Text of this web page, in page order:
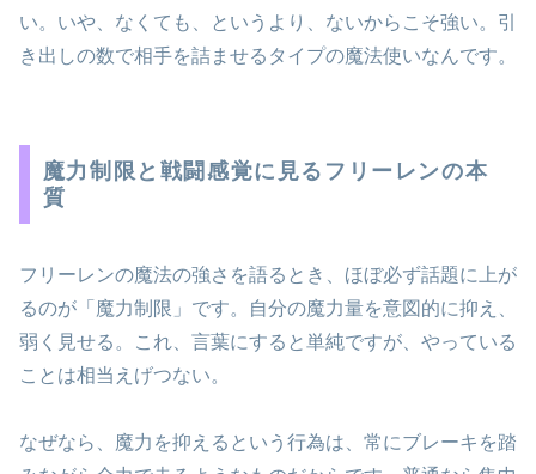
い。いや、なくても、というより、ないからこそ強い。引
き出しの数で相手を詰ませるタイプの魔法使いなんです。
魔力制限と戦闘感覚に見るフリーレンの本
質
フリーレンの魔法の強さを語るとき、ほぼ必ず話題に上が
るのが「魔力制限」です。自分の魔力量を意図的に抑え、
弱く見せる。これ、言葉にすると単純ですが、やっている
ことは相当えげつない。
なぜなら、魔力を抑えるという行為は、常にブレーキを踏